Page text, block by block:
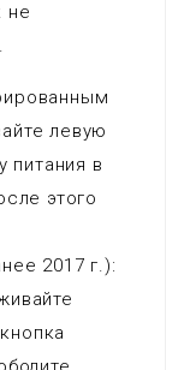
не
левую
питания в
этого
2017 г.):